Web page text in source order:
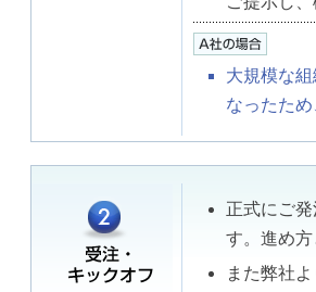
大規模な
なったた
正式にご
す。進め
また弊社